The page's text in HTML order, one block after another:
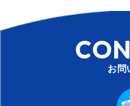
お問